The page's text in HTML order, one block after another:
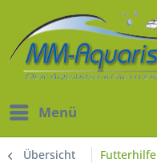
Menü
Übersicht Futterhilfe